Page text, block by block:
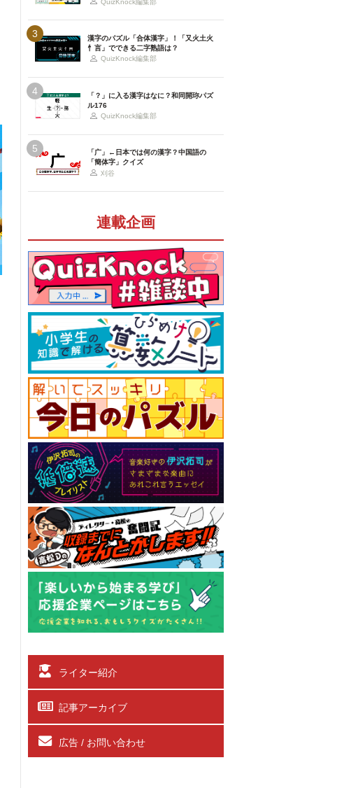
QuizKnock編集部
3
漢字のパズル「合体漢字」！「又火土火
忄言」でできる二字熟語は？
QuizKnock編集部
4
「？」に入る漢字はなに？和同開珎パズ
ル176
QuizKnock編集部
5
「广」←日本では何の漢字？中国語の
「簡体字」クイズ
刈谷
連載企画
ライター紹介
記事アーカイブ
広告 / お問い合わせ